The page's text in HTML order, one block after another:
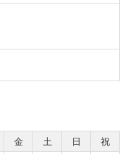
金 土 日
祝